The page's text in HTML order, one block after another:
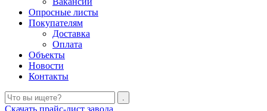
Опросные листы
Покупателям
Доставка
Оплата
Объекты
Новости
Контакты
Скачать прайс-лист завода